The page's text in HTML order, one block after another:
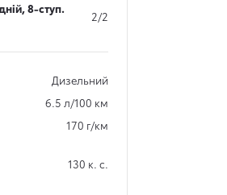
8-ступ.
2/2
Дизельний
6.5 л/100 км
170 г/км
130 к. с.